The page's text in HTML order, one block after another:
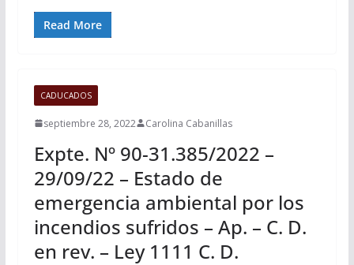
Read More
CADUCADOS
septiembre 28, 2022 Carolina Cabanillas
Expte. Nº 90-31.385/2022 –
29/09/22 – Estado de
emergencia ambiental por los
incendios sufridos – Ap. – C. D.
en rev. – Ley 1111 C. D.